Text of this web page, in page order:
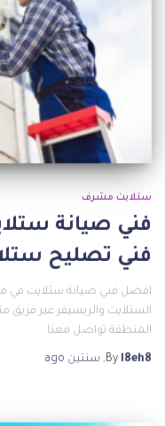
ستلايت مشرف
فني تصليح
افضل فني صيانة ستلايت
الستلايت والريسيفر عبر
المنطقة تواصل معنا
By l8eh8
, سنتين